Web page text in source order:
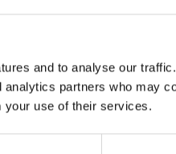
and to analyse our
partners who may
your use of their services.
ze dragen bij aan
assemblies
zijn
range van oplossingen op
boxen, vloeistoffen